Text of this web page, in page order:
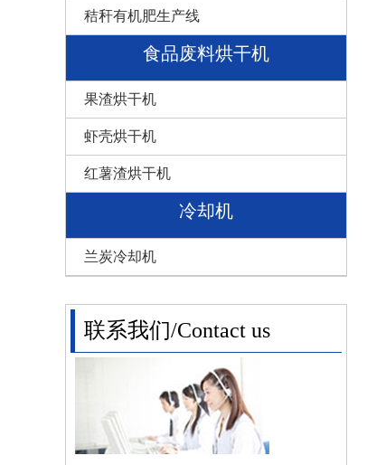
秸秆有机肥生产线
食品废料烘干机
果渣烘干机
虾壳烘干机
红薯渣烘干机
冷却机
兰炭冷却机
联系我们/Contact us